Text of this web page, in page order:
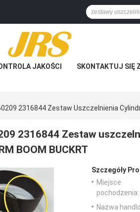
JAKOŚCI SKONTAKTUJ SIĘ Z
2316844 Zestaw Uszczelnienia
2316844 Zestaw
BOOM BUCKRT
Szczegóły
Miejsce
pochodzenia:
Nazwa